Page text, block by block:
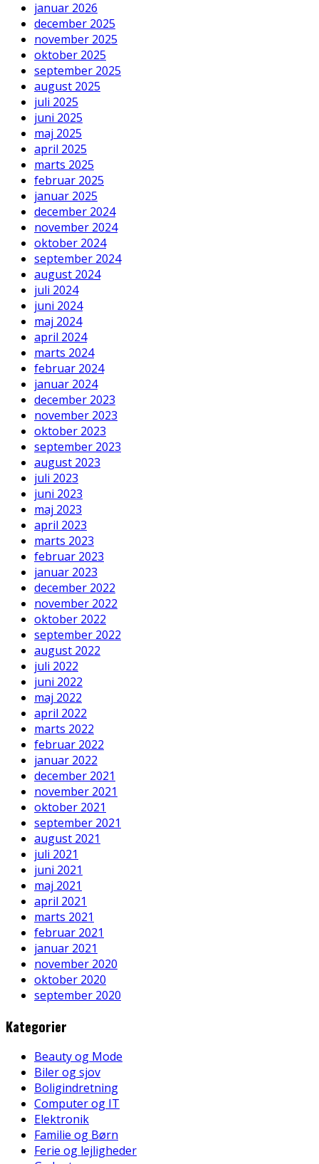
januar 2026
december 2025
november 2025
oktober 2025
september 2025
august 2025
juli 2025
juni 2025
maj 2025
april 2025
marts 2025
februar 2025
januar 2025
december 2024
november 2024
oktober 2024
september 2024
august 2024
juli 2024
juni 2024
maj 2024
april 2024
marts 2024
februar 2024
januar 2024
december 2023
november 2023
oktober 2023
september 2023
august 2023
juli 2023
juni 2023
maj 2023
april 2023
marts 2023
februar 2023
januar 2023
december 2022
november 2022
oktober 2022
september 2022
august 2022
juli 2022
juni 2022
maj 2022
april 2022
marts 2022
februar 2022
januar 2022
december 2021
november 2021
oktober 2021
september 2021
august 2021
juli 2021
juni 2021
maj 2021
april 2021
marts 2021
februar 2021
januar 2021
november 2020
oktober 2020
september 2020
Kategorier
Beauty og Mode
Biler og sjov
Boligindretning
Computer og IT
Elektronik
Familie og Børn
Ferie og lejligheder